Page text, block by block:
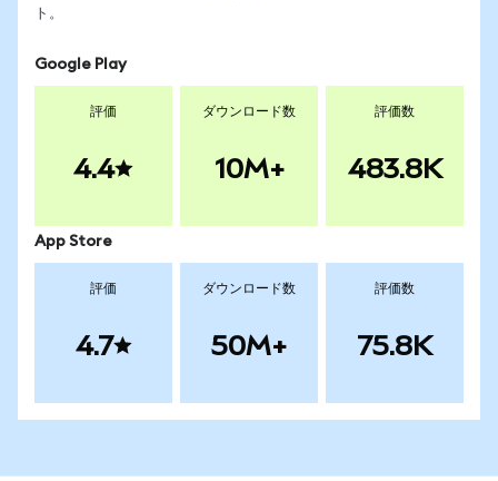
ト。
Google Play
評価
4.4
ダウンロード数
10M+
評価数
483.8K
App Store
評価
4.7
ダウンロード数
50M+
評価数
75.8K